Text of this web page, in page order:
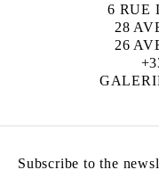
6 RUE
28
26
Subscribe to the